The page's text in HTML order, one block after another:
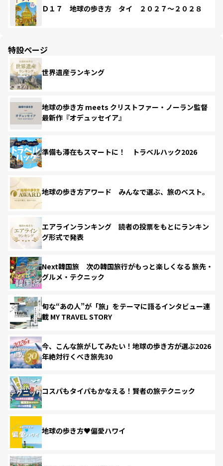
Ｄ１７ 地球の歩き方 タイ ２０２７～２０２８
特設ページ
世界遺産ランキング
地球の歩き方 meets クリストファー・ノーラン監督
最新作『オデュッセイア』
準備も滞在もスマートに！ トラベルハック2026
地球の歩き方アワード みんなで選ぶ、旅のベスト。
エアラインランキング 読者の投票をもとにランキン
グ形式で発表
Next韓国旅 次の韓国旅行がもっと楽しくなる 旅先・
グルメ・テクニック
旬な“あの人”が「旅」をテーマに語るインタビュー連
載 MY TRAVEL STORY
今、こんな旅がしてみたい！地球の歩き方が選ぶ2026
年絶対行くべき旅先30
コスパもタイパもかなえる！賢者の旅テクニック
地球の歩き方♥偏愛ハワイ